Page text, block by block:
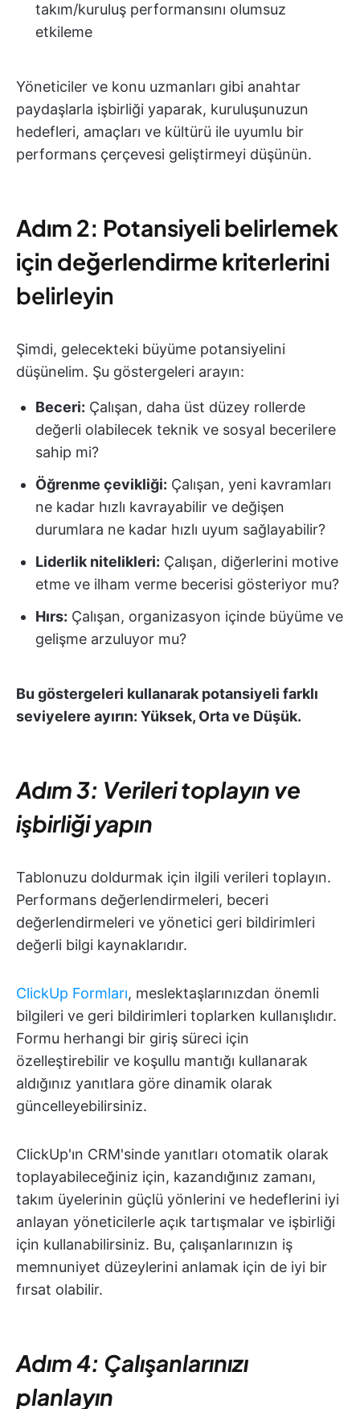
takım/kuruluş performansını olumsuz
etkileme
Yöneticiler ve konu uzmanları gibi anahtar
paydaşlarla işbirliği yaparak, kuruluşunuzun
hedefleri, amaçları ve kültürü ile uyumlu bir
performans çerçevesi geliştirmeyi düşünün.
Adım 2: Potansiyeli belirlemek
için değerlendirme kriterlerini
belirleyin
Şimdi, gelecekteki büyüme potansiyelini
düşünelim. Şu göstergeleri arayın:
Beceri: Çalışan, daha üst düzey rollerde
değerli olabilecek teknik ve sosyal becerilere
sahip mi?
Öğrenme çevikliği: Çalışan, yeni kavramları
ne kadar hızlı kavrayabilir ve değişen
durumlara ne kadar hızlı uyum sağlayabilir?
Liderlik nitelikleri: Çalışan, diğerlerini motive
etme ve ilham verme becerisi gösteriyor mu?
Hırs: Çalışan, organizasyon içinde büyüme ve
gelişme arzuluyor mu?
Bu göstergeleri kullanarak potansiyeli farklı
seviyelere ayırın: Yüksek, Orta ve Düşük.
Adım 3: Verileri toplayın ve
işbirliği yapın
Tablonuzu doldurmak için ilgili verileri toplayın.
Performans değerlendirmeleri, beceri
değerlendirmeleri ve yönetici geri bildirimleri
değerli bilgi kaynaklarıdır.
ClickUp Formları, meslektaşlarınızdan önemli
bilgileri ve geri bildirimleri toplarken kullanışlıdır.
Formu herhangi bir giriş süreci için
özelleştirebilir ve koşullu mantığı kullanarak
aldığınız yanıtlara göre dinamik olarak
güncelleyebilirsiniz.
ClickUp'ın CRM'sinde yanıtları otomatik olarak
toplayabileceğiniz için, kazandığınız zamanı,
takım üyelerinin güçlü yönlerini ve hedeflerini iyi
anlayan yöneticilerle açık tartışmalar ve işbirliği
için kullanabilirsiniz. Bu, çalışanlarınızın iş
memnuniyet düzeylerini anlamak için de iyi bir
fırsat olabilir.
Adım 4: Çalışanlarınızı
planlayın